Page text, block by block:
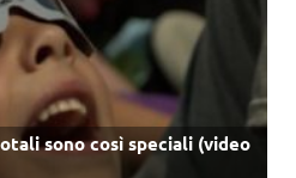
sono così speciali (video